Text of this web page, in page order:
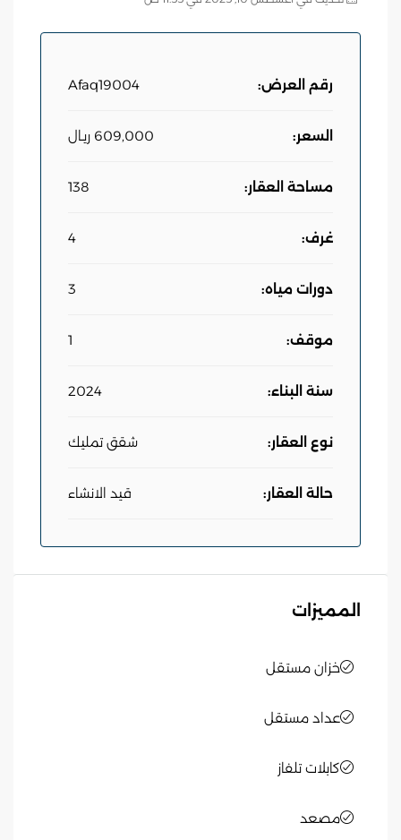
رقم العرض: Afaq19004
السعر: 609,000 ريـال
مساحة العقار: 138
غرف: 4
دورات مياه: 3
موقف: 1
سنة البناء: 2024
نوع العقار: شقق تمليك
حالة العقار: قيد الانشاء
المميزات
خزان مستقل
عداد مستقل
كابلات تلفاز
مصعد